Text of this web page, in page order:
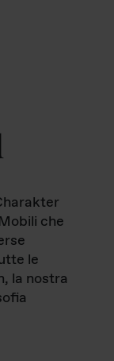
che
le
la nostra